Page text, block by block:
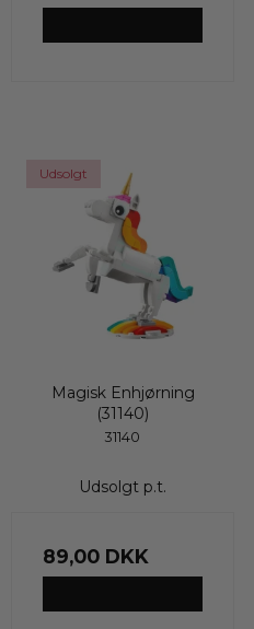
Udsolgt
Magisk Enhjørning
(31140)
31140
Udsolgt p.t.
89,00 DKK